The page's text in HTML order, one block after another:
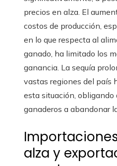
precios en alza. El
costos de producción,
en lo que respecta al
ganado, ha limitado los
ganancia. La sequía
vastas regiones del país
esta situación, obligando
ganaderos a abandonar
alza y